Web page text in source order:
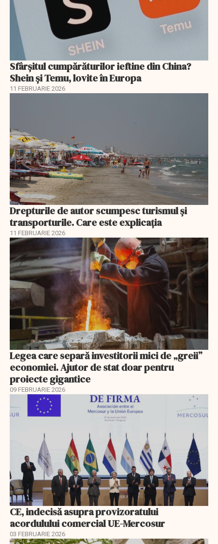
Sfârșitul cumpărăturilor ieftine din China?
Shein și Temu, lovite în Europa
11 FEBRUARIE 2026
Drepturile de autor scumpesc turismul și
transporturile. Care este explicația
11 FEBRUARIE 2026
Legea care separă investitorii mici de „greii”
economiei. Ajutor de stat doar pentru
proiecte gigantice
09 FEBRUARIE 2026
CE, indecisă asupra provizoratului
acordulului comercial UE-Mercosur
03 FEBRUARIE 2026